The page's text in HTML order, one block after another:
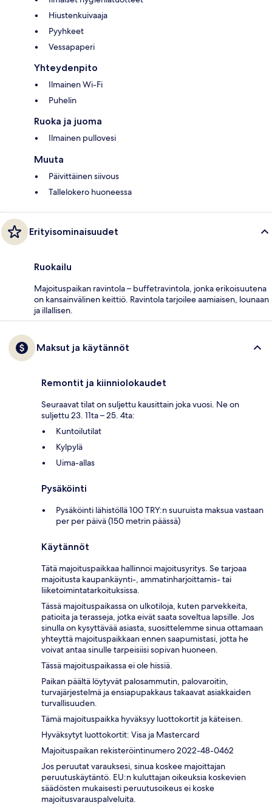
Hiustenkuivaaja
Pyyhkeet
Vessapaperi
Yhteydenpito
Ilmainen Wi-Fi
Puhelin
Ruoka ja juoma
Ilmainen pullovesi
Muuta
Päivittäinen siivous
Tallelokero huoneessa
Erityisominaisuudet
Ruokailu
Majoituspaikan ravintola – buffetravintola, jonka erikoisuutena
on kansainvälinen keittiö. Ravintola tarjoilee aamiaisen, lounaan
ja illallisen.
Maksut ja käytännöt
Remontit ja kiinniolokaudet
Seuraavat tilat on suljettu kausittain joka vuosi. Ne on
suljettu 23. 11ta – 25. 4ta:
Kuntoilutilat
Kylpylä
Uima-allas
Pysäköinti
Pysäköinti lähistöllä 100 TRY:n suuruista maksua vastaan
per per päivä (150 metrin päässä)
Käytännöt
Tätä majoituspaikkaa hallinnoi majoitusyritys. Se tarjoaa
majoitusta kaupankäynti-, ammatinharjoittamis- tai
liiketoimintatarkoituksissa.
Tässä majoituspaikassa on ulkotiloja, kuten parvekkeita,
patioita ja terasseja, jotka eivät saata soveltua lapsille. Jos
sinulla on kysyttävää asiasta, suosittelemme sinua ottamaan
yhteyttä majoituspaikkaan ennen saapumistasi, jotta he
voivat antaa sinulle tarpeisiisi sopivan huoneen.
Tässä majoituspaikassa ei ole hissiä.
Paikan päältä löytyvät palosammutin, palovaroitin,
turvajärjestelmä ja ensiapupakkaus takaavat asiakkaiden
turvallisuuden.
Tämä majoituspaikka hyväksyy luottokortit ja käteisen.
Hyväksytyt luottokortit: Visa ja Mastercard
Majoituspaikan rekisteröintinumero 2022-48-0462
Jos peruutat varauksesi, sinua koskee majoittajan
peruutuskäytäntö. EU:n kuluttajan oikeuksia koskevien
säädösten mukaisesti peruutusoikeus ei koske
majoitusvarauspalveluita.